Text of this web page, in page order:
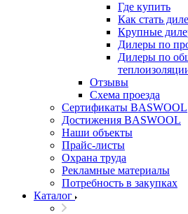
Где купить
Как стать
Крупные
Дилеры по
Дилеры по
Отзывы
Схема проезда
Сертификаты BASWOOL
Достижения BASWOOL
Наши объекты
Прайс-листы
Охрана труда
Рекламные материалы
Потребность в закупках
Каталог